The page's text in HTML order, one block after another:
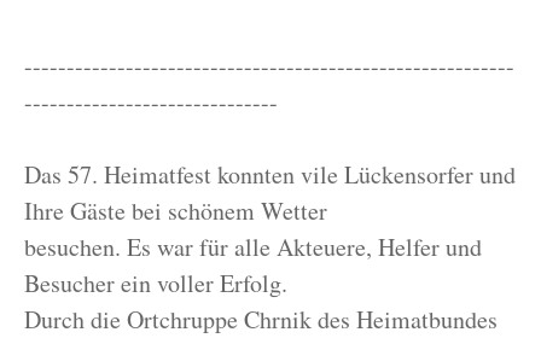
----------------------------------------------------------
------------------------------
Das 57. Heimatfest konnten vile Lückensorfer und
Ihre Gäste bei schönem Wetter
besuchen. Es war für alle Akteuere, Helfer und
Besucher ein voller Erfolg.
Durch die Ortchruppe Chrnik des Heimatbundes